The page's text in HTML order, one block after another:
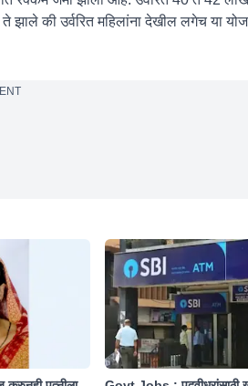
की उर्वरित महिलांना देखील लगेच या